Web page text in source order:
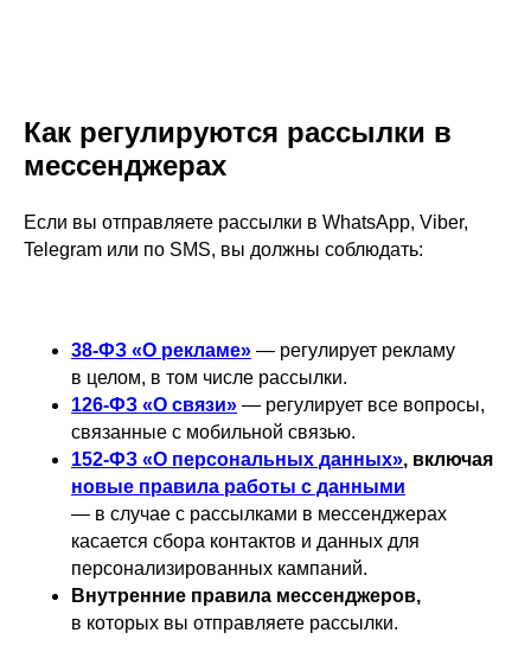
Как регулируются рассылки в
мессенджерах
Если вы отправляете рассылки в WhatsApp, Viber,
Telegram или по SMS, вы должны соблюдать:
38-ФЗ «О рекламе» — регулирует рекламу
в целом, в том числе рассылки.
126-ФЗ «О связи» — регулирует все вопросы,
связанные с мобильной связью.
152-ФЗ «О персональных данных», включая
новые правила работы с данными
— в случае с рассылками в мессенджерах
касается сбора контактов и данных для
персонализированных кампаний.
Внутренние правила мессенджеров,
в которых вы отправляете рассылки.